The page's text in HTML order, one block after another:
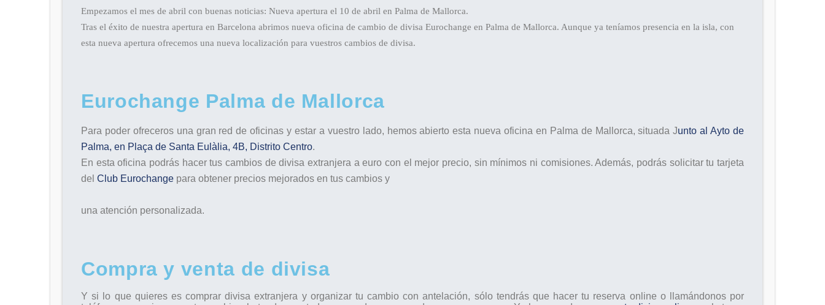
Empezamos el mes de abril con buenas noticias: Nueva apertura el 10 de abril en Palma de Mallorca.
Tras el éxito de nuestra apertura en Barcelona abrimos nueva oficina de cambio de divisa Eurochange en Palma de Mallorca. Aunque ya teníamos presencia en la isla, con
esta nueva apertura ofrecemos una nueva localización para vuestros cambios de divisa.
Eurochange Palma de Mallorca
Para poder ofreceros una gran red deoficinas y estar a vuestro lado, hemos abierto esta nueva oficina en Palma de Mallorca,situada Junto al Ayto de
Palma, en Plaça de Santa Eulàlia, 4B, Distrito Centro.
En esta oficina podrás hacer tus cambios de divisa extranjera a euro con el mejor precio, sin mínimos ni comisiones. Además, podrás solicitar tu tarjeta
del Club Eurochange para obtener precios mejorados en tus cambios y
una atención personalizada.
Compra y venta de divisa
Y si lo que quieres es comprar divisa extranjera y organizar tu cambio con antelación, sólo tendrás que hacer tu reserva online o llamándonos por